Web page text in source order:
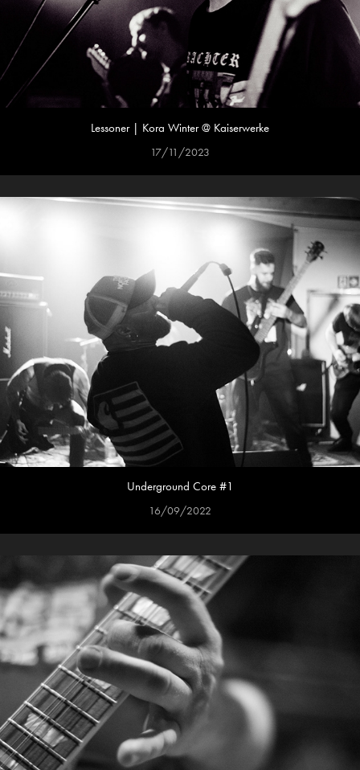
Lessoner | Kora Winter @ Kaiserwerke
17/11/2023
Underground Core #1
16/09/2022